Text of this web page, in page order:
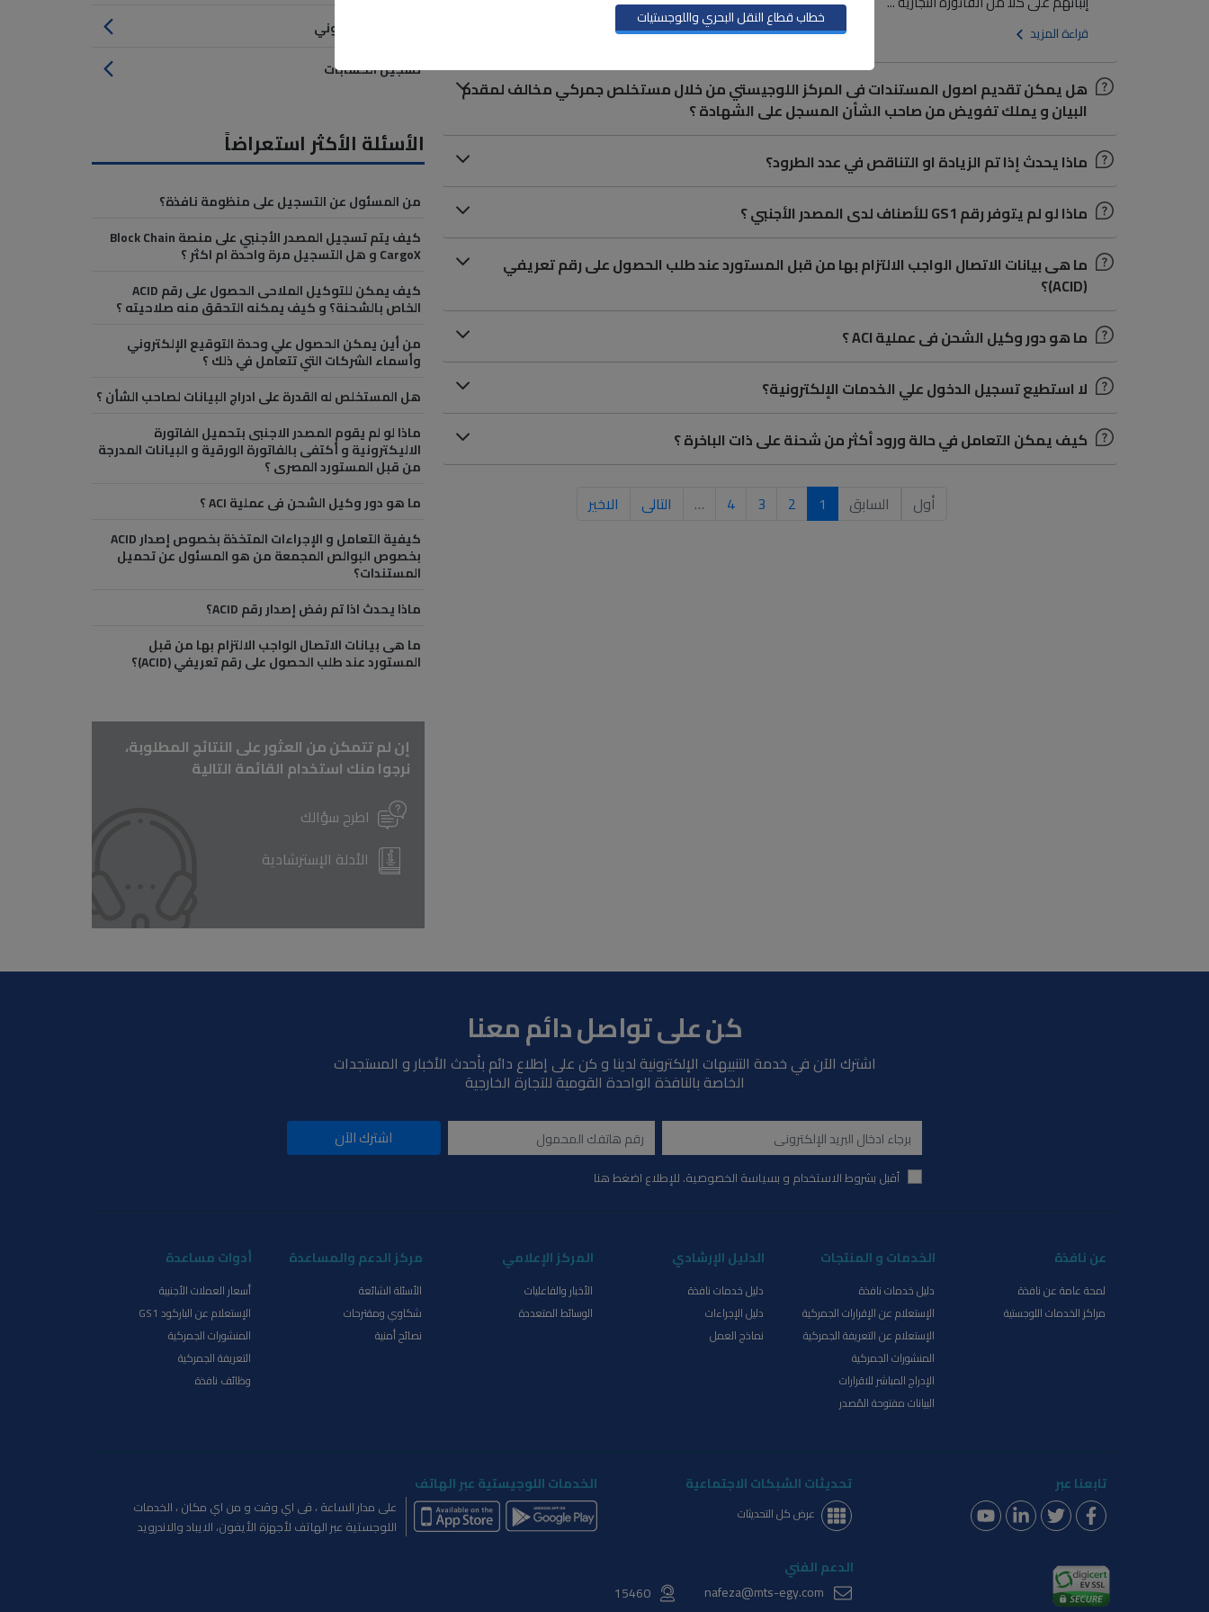
قراءة المزيد
هل يمكن تقديم اصول المستندات فى المركز اللوجيستي من خلال مستخلص جمركي مخالف لمقدم
البيان و يملك تفويض من صاحب الشأن المسجل على الشهادة ؟
ماذا يحدث إذا تم الزيادة او التناقص في عدد الطرود؟
ماذا لو لم يتوفر رقم GS1 للأصناف لدى المصدر الأجنبي ؟
ما هى بيانات الاتصال الواجب الالتزام بها من قبل المستورد عند طلب الحصول على رقم تعريفي
(ACID)؟
ما هو دور وكيل الشحن فى عملية ACI ؟
لا استطيع تسجيل الدخول علي الخدمات الإلكترونية؟
كيف يمكن التعامل في حالة ورود أكثر من شحنة على ذات الباخرة ؟
أول السابق 1
2
3
4
… التالى الاخير
التوقيع الإلكتروني
تسجيل الحسابات
الأسئلة الأكثر استعراضاً
من المسئول عن التسجيل على منظومة نافذة؟
كيف يتم تسجيل المصدر الأجنبي على منصة Block Chain
CargoX و هل التسجيل مرة واحدة ام اكثر ؟
كيف يمكن للتوكيل الملاحى الحصول على رقم ACID
الخاص بالشحنة؟ و كيف يمكنه التحقق منه صلاحيته ؟
من أين يمكن الحصول علي وحدة التوقيع الإلكتروني
وأسماء الشركات التي تتعامل في ذلك ؟
هل المستخلص له القدرة على ادراج البيانات لصاحب الشأن ؟
ماذا لو لم يقوم المصدر الاجنبى بتحميل الفاتورة
الاليكترونية و أكتفى بالفاتورة الورقية و البيانات المدرجة
من قبل المستورد المصرى ؟
ما هو دور وكيل الشحن فى عملية ACI ؟
كيفية التعامل و الإجراءات المتخذة بخصوص إصدار ACID
بخصوص البوالص المجمعة من هو المسئول عن تحميل
المستندات؟
ماذا يحدث اذا تم رفض إصدار رقم ACID؟
ما هى بيانات الاتصال الواجب الالتزام بها من قبل
المستورد عند طلب الحصول على رقم تعريفي (ACID)؟
إن لم تتمكن من العثور على النتائج المطلوبة،
نرجوا منك استخدام القائمة التالية
اطرح سؤالك
الأدلة الإسترشادية
كن على تواصل دائم معنا
اشترك الآن في خدمة التنبيهات الإلكترونية لدينا و كن على إطلاع دائم بأحدث الأخبار و المستجدات
الخاصة بالنافذة الواحدة القومية للتجارة الخارجية
اشترك الآن
أقبل بشروط الاستخدام و بسياسة الخصوصية. للإطلاع اضغط هنا
عن نافذة
لمحة عامة عن نافذة
مراكز الخدمات اللوجستية
الخدمات و المنتجات
دليل خدمات نافذة
الإستعلام عن الإقرارات الجمركية
الإستعلام عن التعريفة الجمركية
المنشورات الجمركية
الإدراج المباشر للاقرارات
البيانات مفتوحة المُصدر
الدليل الإرشادي
دليل خدمات نافذة
دليل الإجراءات
نماذج العمل
المركز الإعلامي
الأخبار والفاعليات
الوسائط المتعددة
مركز الدعم والمساعدة
الأسئلة الشائعة
شكاوي ومقترحات
نصائح أمنية
أدوات مساعدة
أسعار العملات الأجنبية
الإستعلام عن الباركود GS1
المنشورات الجمركية
التعريفة الجمركية
وظائف نافذة
تابعنا عبر تحديثات الشبكات الاجتماعية
عرض كل التحديثات
الخدمات اللوجيستية عبر الهاتف
على مدار الساعة ، فى اي وقت و من اي مكان ، الخدمات
اللوجستية عبر الهاتف لأجهزة الأيفون، الايباد والاندرويد
الدعم الفني
nafeza@mts-egy.com
15460
خطاب قطاع النقل البحري واللوجستيات